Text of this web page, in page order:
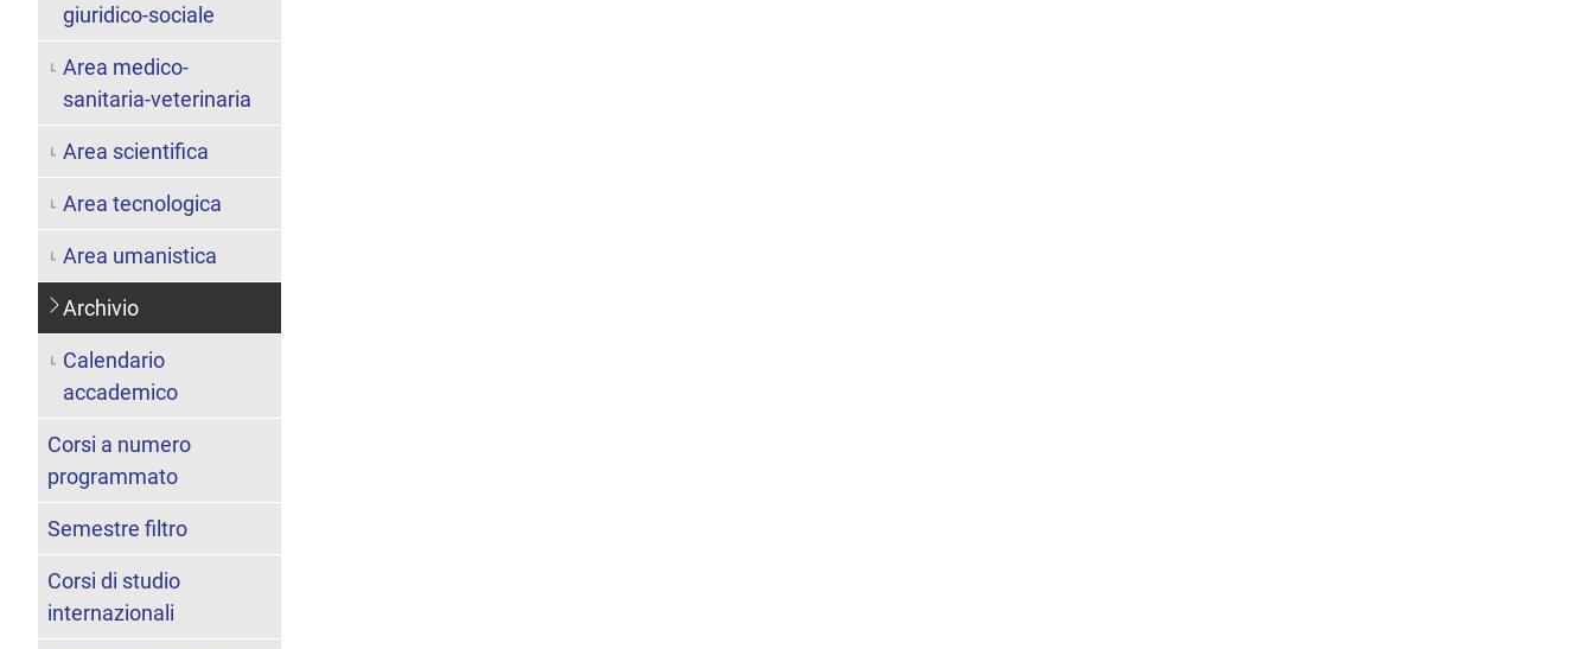
giuridico-sociale
Area medico-
sanitaria-veterinaria
Area scientifica
Area tecnologica
Area umanistica
Archivio
Calendario
accademico
Corsi a numero
programmato
Semestre filtro
Corsi di studio
internazionali